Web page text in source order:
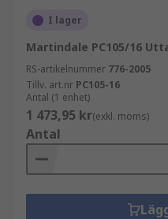
I lager
Martindale PC105/16
RS-artikelnummer 776-2005
Tillv. art.nr PC105-16
Antal (1 enhet)
1 473,95 kr(exkl. moms)
Antal